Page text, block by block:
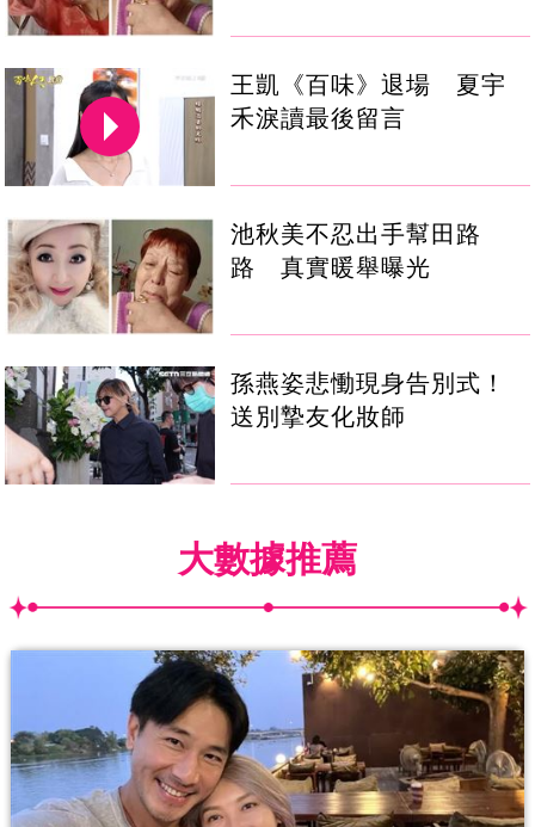
王凱《百味》退場 夏宇
禾淚讀最後留言
池秋美不忍出手幫田路
路 真實暖舉曝光
孫燕姿悲慟現身告別式！
送別摯友化妝師
大數據推薦